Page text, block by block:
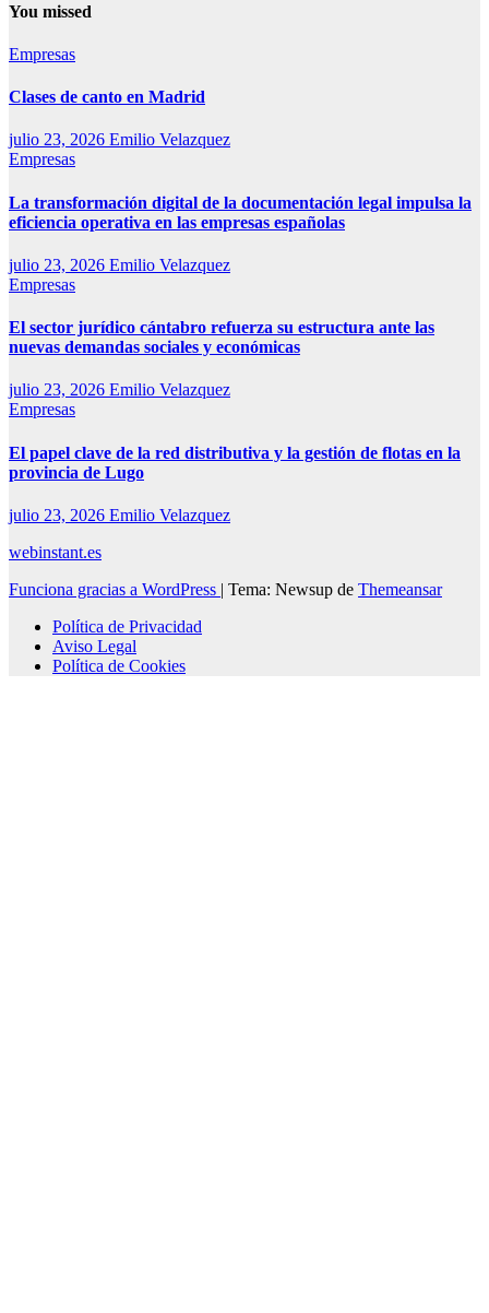
You missed
Empresas
Clases de canto en Madrid
julio 23, 2026 Emilio Velazquez
Empresas
La transformación digital de la documentación legal impulsa la
eficiencia operativa en las empresas españolas
julio 23, 2026 Emilio Velazquez
Empresas
El sector jurídico cántabro refuerza su estructura ante las
nuevas demandas sociales y económicas
julio 23, 2026 Emilio Velazquez
Empresas
El papel clave de la red distributiva y la gestión de flotas en la
provincia de Lugo
julio 23, 2026 Emilio Velazquez
webinstant.es
Funciona gracias a WordPress | Tema: Newsup de Themeansar
Política de Privacidad
Aviso Legal
Política de Cookies